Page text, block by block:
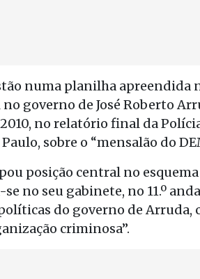
numa planilha apreendida
governo de José Roberto
no relatório final da
sobre o “mensalão do
posição central no
no seu gabinete, no 11.º
do governo de Arruda,
criminosa”.